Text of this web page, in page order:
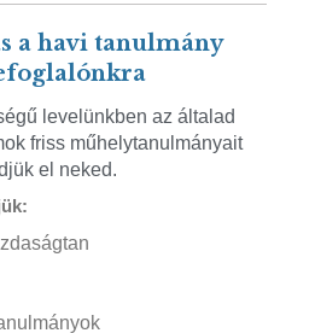
a havi tanulmány
levelünkben az általad
friss műhelytanulmányait
el neked.